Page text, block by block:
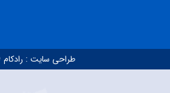
طراحی سایت : رادکام